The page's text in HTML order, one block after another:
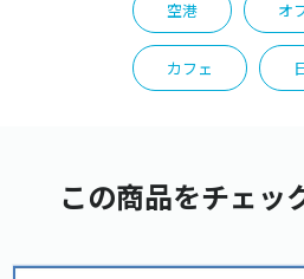
空港 オ
カフェ
この商品をチェッ